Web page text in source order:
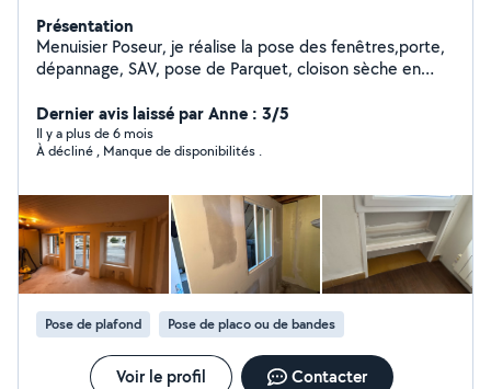
Présentation
Menuisier Poseur, je réalise la pose des fenêtres,porte,
dépannage, SAV, pose de Parquet, cloison sèche en
encore.
Dernier avis laissé par Anne : 3/5
Il y a plus de 6 mois
À décliné , Manque de disponibilités .
Pose de plafond Pose de placo ou de bandes
Voir le profil Contacter